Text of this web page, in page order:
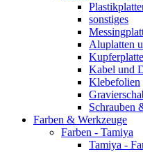
sonstiges
Aluplatten
Kabel und
Klebefolien
Schrauben
Farben & Werkzeuge
Farben - Tamiya
Tamiya -